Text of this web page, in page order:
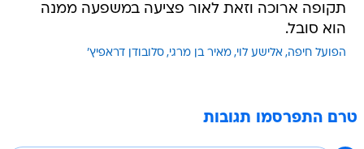
תקופה ארוכה וזאת לאור פציעה במשפעה ממנה
הוא סובל.
הפועל חיפה אלישע לוי מאיר בן מרגי סלובודן דראפיץ'
טרם התפרסמו תגובות